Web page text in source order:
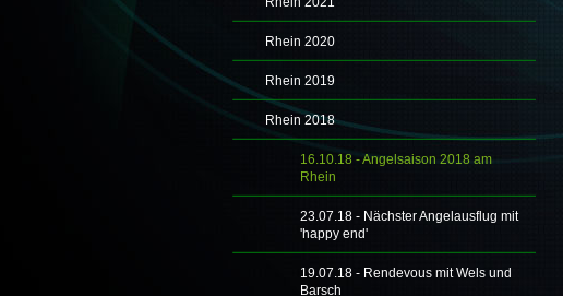
Rhein 2020
Rhein 2019
Rhein 2018
16.10.18 - Angelsaison 2018 am
Rhein
23.07.18 - Nächster Angelausflug mit
'happy end'
19.07.18 - Rendevous mit Wels und
Barsch